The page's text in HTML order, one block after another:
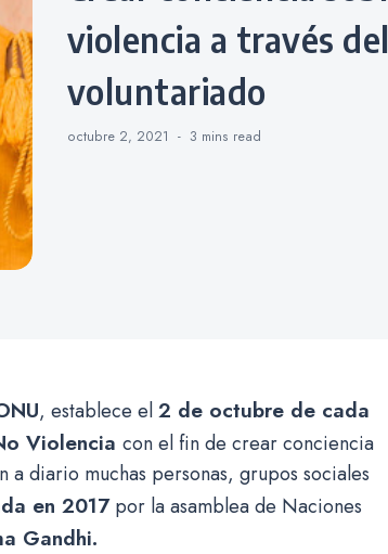
violencia a través del
voluntariado
octubre 2, 2021 3 mins read
, establece el2 de octubre de cada
Violencia con el fin de crear conciencia
diario muchas personas, grupos sociales
en 2017por la asamblea de Naciones
Gandhi.